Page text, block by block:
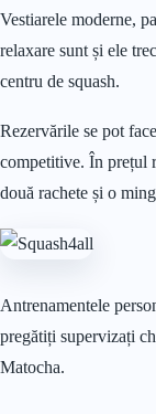
Vestiarele moderne,
relaxare sunt și ele
centru de squash.
Rezervările se pot
competitive. În prețul
două rachete și o
Antrenamentele
pregătiți supervizați
Matocha.